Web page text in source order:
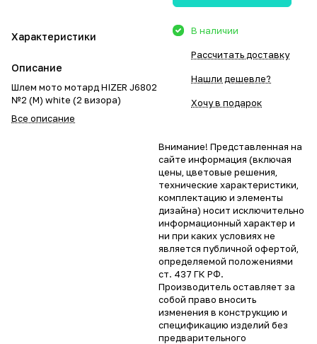
Характеристики
Описание
Шлем мото мотард HIZER J6802
№2 (M) white (2 визора)
Все описание
В наличии
Рассчитать доставку
Нашли дешевле?
Хочу в подарок
Внимание! Представленная на
сайте информация (включая
цены, цветовые решения,
технические характеристики,
комплектацию и элементы
дизайна) носит исключительно
информационный характер и
ни при каких условиях не
является публичной офертой,
определяемой положениями
ст. 437 ГК РФ.
Производитель оставляет за
собой право вносить
изменения в конструкцию и
спецификацию изделий без
предварительного